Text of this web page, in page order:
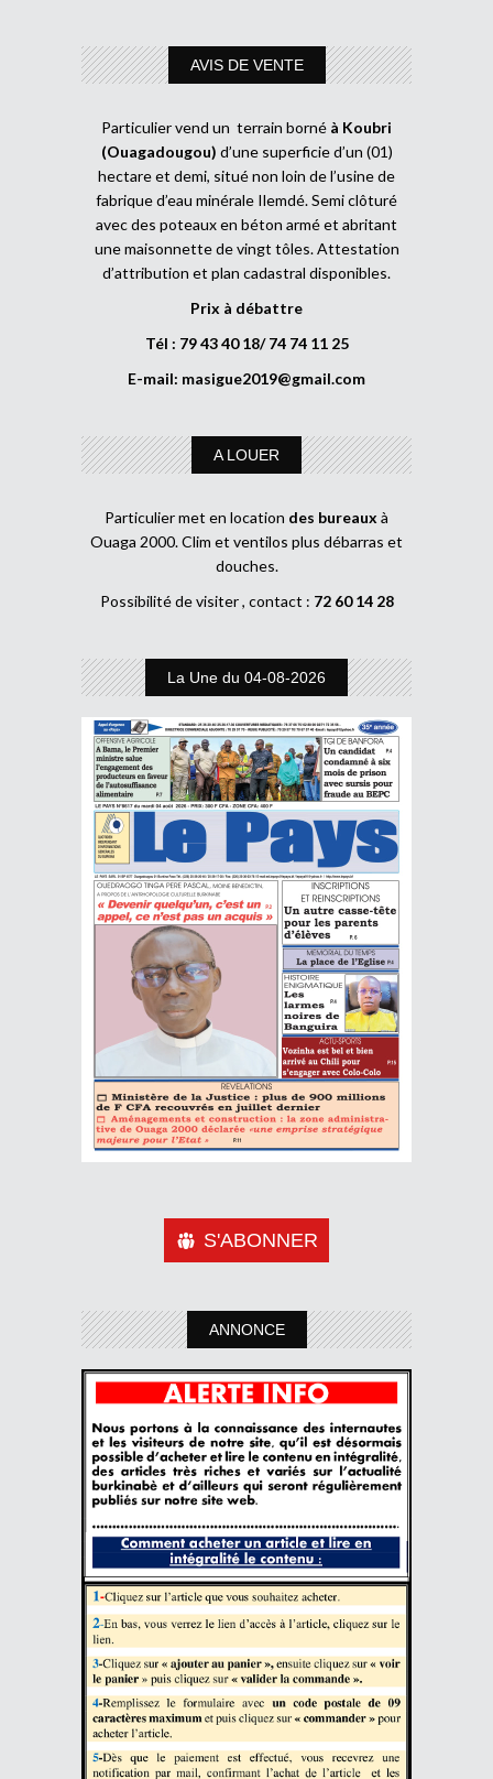
AVIS DE VENTE
Particulier vend un terrain borné à Koubri
(Ouagadougou) d’une superficie d’un (01)
hectare et demi, situé non loin de l’usine de
fabrique d’eau minérale Ilemdé. Semi clôturé
avec des poteaux en béton armé et abritant
une maisonnette de vingt tôles. Attestation
d’attribution et plan cadastral disponibles.
Prix à débattre
Tél : 79 43 40 18/ 74 74 11 25
E-mail: masigue2019@gmail.com
A LOUER
Particulier met en location des bureaux à
Ouaga 2000. Clim et ventilos plus débarras et
douches.
Possibilité de visiter , contact : 72 60 14 28
La Une du 04-08-2026
S'ABONNER
ANNONCE